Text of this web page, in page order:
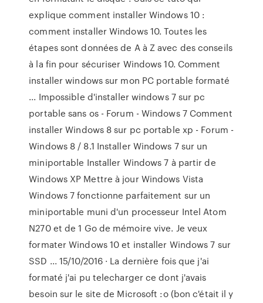
explique comment installer Windows 10 :
comment installer Windows 10. Toutes les
étapes sont données de A à Z avec des conseils
à la fin pour sécuriser Windows 10. Comment
installer windows sur mon PC portable formaté
... Impossible d'installer windows 7 sur pc
portable sans os - Forum - Windows 7 Comment
installer Windows 8 sur pc portable xp - Forum -
Windows 8 / 8.1 Installer Windows 7 sur un
miniportable Installer Windows 7 à partir de
Windows XP Mettre à jour Windows Vista
Windows 7 fonctionne parfaitement sur un
miniportable muni d'un processeur Intel Atom
N270 et de 1 Go de mémoire vive. Je veux
formater Windows 10 et installer Windows 7 sur
SSD ... 15/10/2016 · La dernière fois que j'ai
formaté j'ai pu telecharger ce dont j'avais
besoin sur le site de Microsoft :o (bon c'était il y